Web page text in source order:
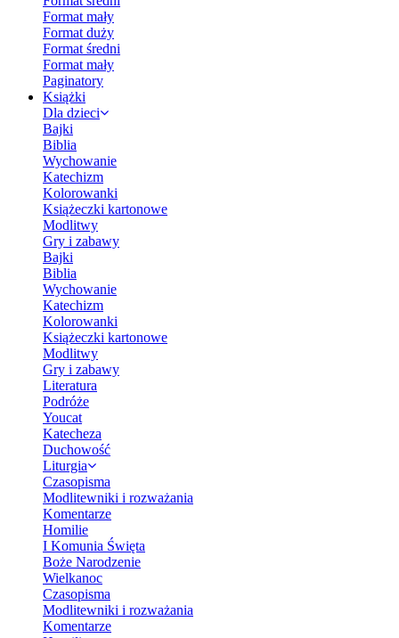
Format mały
Format duży
Format średni
Format mały
Paginatory
Książki
Dla dzieci
Bajki
Biblia
Wychowanie
Katechizm
Kolorowanki
Książeczki kartonowe
Modlitwy
Gry i zabawy
Bajki
Biblia
Wychowanie
Katechizm
Kolorowanki
Książeczki kartonowe
Modlitwy
Gry i zabawy
Literatura
Podróże
Youcat
Katecheza
Duchowość
Liturgia
Czasopisma
Modlitewniki i rozważania
Komentarze
Homilie
I Komunia Święta
Boże Narodzenie
Wielkanoc
Czasopisma
Modlitewniki i rozważania
Komentarze